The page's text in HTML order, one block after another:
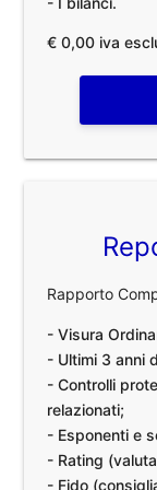
€ 0,00 iva
Rapporto
- Visura
- Ultimi 3 anni
- Controlli
relazionati;
- Esponenti e
- Rating
- Fido